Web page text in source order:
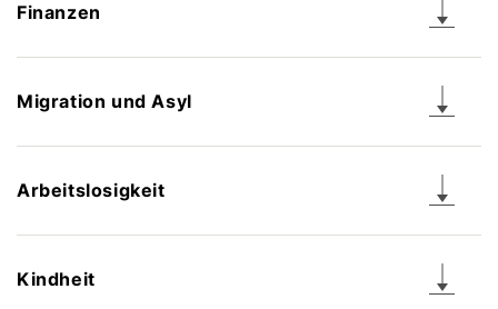
Finanzen
Migration und Asyl
Arbeitslosigkeit
Kindheit